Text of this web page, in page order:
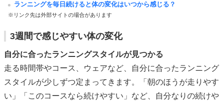
ランニングを毎日続けると体の変化はいつから感じる？
※リンク先は外部サイトの場合があります
3週間で感じやすい体の変化
自分に合ったランニングスタイルが見つかる
走る時間帯やコース、ウェアなど、自分に合ったランニング
スタイルが少しずつ定まってきます。「朝のほうが走りやす
い」「このコースなら続けやすい」など、自分なりの続けや